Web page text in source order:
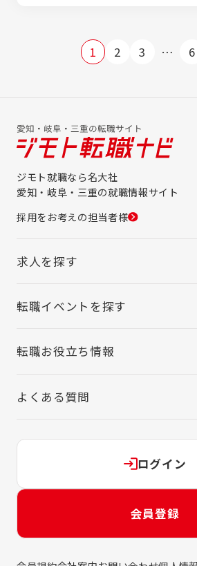
1 2 3 … 6
ジモト就職なら名大社
愛知・岐阜・三重の就職情報サイト
採用をお考えの担当者様
求人を探す
転職イベントを探す
転職お役立ち情報
よくある質問
ログイン
会員登録